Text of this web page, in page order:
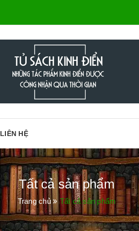
LIÊN HỆ
Tất cả sản phẩm
Trang chủ Tất cả sản phẩm